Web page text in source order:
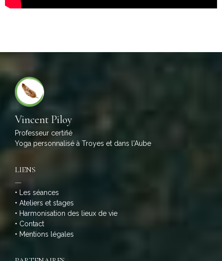
Vincent Piloy
Professeur certifié
Yoga personnalisé à Troyes et dans l'Aube
LIENS
—
•
Les séances
• Ateliers et stages
• Harmonisation des lieux de vie
• Contact
• Mentions légales